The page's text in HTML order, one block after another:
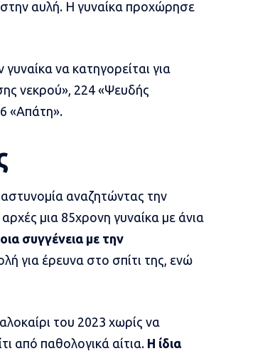
στην αυλή. Η γυναίκα προχώρησε
να κατηγορείται για
νεκρού», 224 «Ψευδής
«Απάτη».
αναζητώντας την
μια 85χρονη γυναίκα με άνια
συγγένεια με την
για έρευνα στο σπίτι της, ενώ
του 2023 χωρίς να
από παθολογικά αίτια. Η ίδια